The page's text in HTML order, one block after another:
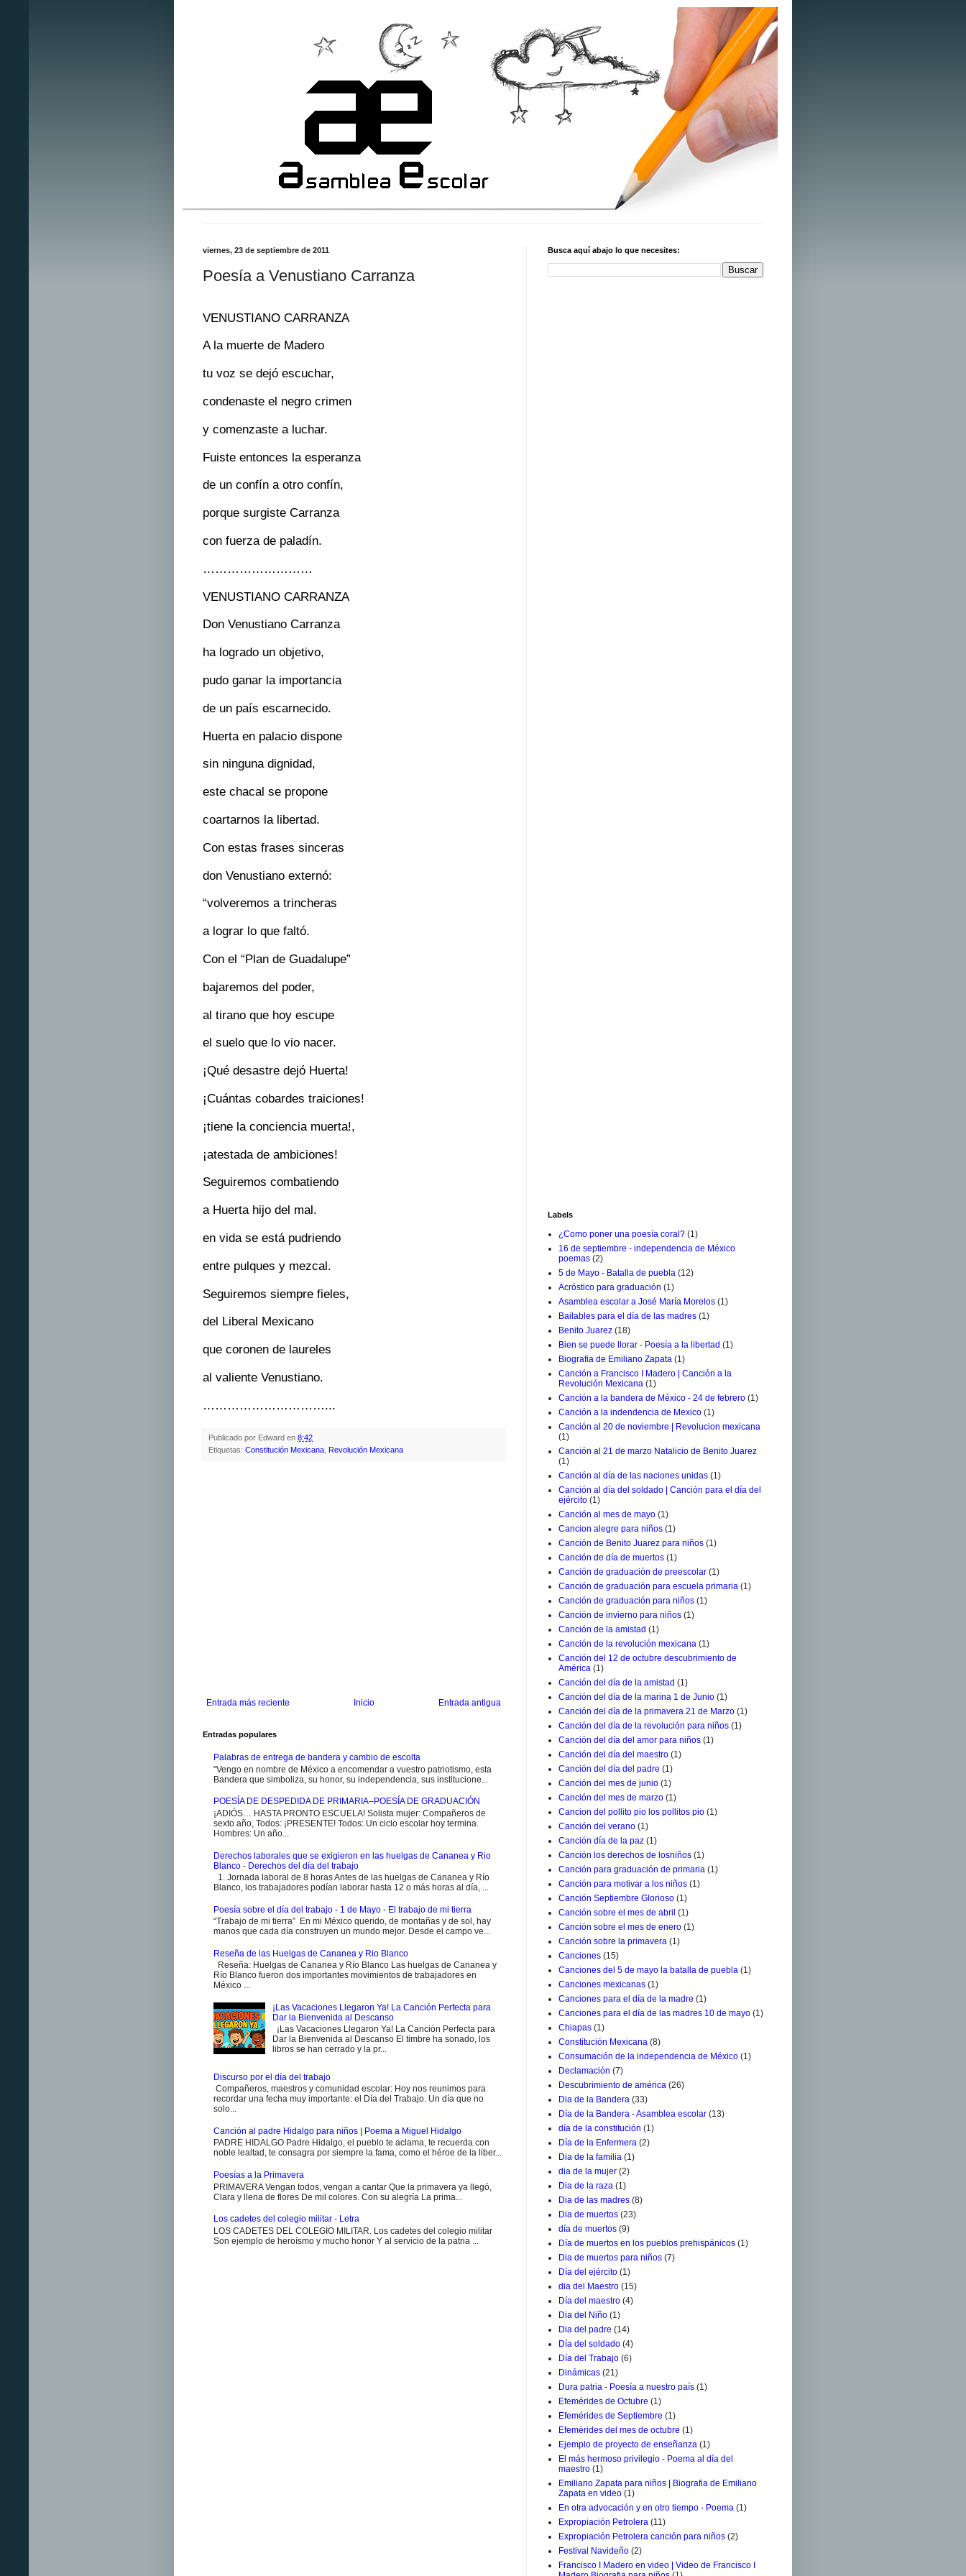
viernes, 23 de septiembre de 2011
Poesía a Venustiano Carranza
VENUSTIANO CARRANZA
A la muerte de Madero
tu voz se dejó escuchar,
condenaste el negro crimen
y comenzaste a luchar.
Fuiste entonces la esperanza
de un confín a otro confín,
porque surgiste Carranza
con fuerza de paladín.
………………………
VENUSTIANO CARRANZA
Don Venustiano Carranza
ha logrado un objetivo,
pudo ganar la importancia
de un país escarnecido.
Huerta en palacio dispone
sin ninguna dignidad,
este chacal se propone
coartarnos la libertad.
Con estas frases sinceras
don Venustiano externó:
“volveremos a trincheras
a lograr lo que faltó.
Con el “Plan de Guadalupe”
bajaremos del poder,
al tirano que hoy escupe
el suelo que lo vio nacer.
¡Qué desastre dejó Huerta!
¡Cuántas cobardes traiciones!
¡tiene la conciencia muerta!,
¡atestada de ambiciones!
Seguiremos combatiendo
a Huerta hijo del mal.
en vida se está pudriendo
entre pulques y mezcal.
Seguiremos siempre fieles,
del Liberal Mexicano
que coronen de laureles
al valiente Venustiano.
…………………………...
Publicado por Edward en 8:42
Etiquetas: Constitución Mexicana Revolución Mexicana
Entrada más reciente Entrada antigua
Inicio
Entradas populares
Palabras de entrega de bandera y cambio de escolta
"Vengo en nombre de México a encomendar a vuestro patriotismo, esta
Bandera que simboliza, su honor, su independencia, sus institucione...
POESÍA DE DESPEDIDA DE PRIMARIA–POESÍA DE GRADUACIÓN
¡ADIÓS… HASTA PRONTO ESCUELA! Solista mujer: Compañeros de
sexto año, Todos: ¡PRESENTE! Todos: Un ciclo escolar hoy termina.
Hombres: Un año...
Derechos laborales que se exigieron en las huelgas de Cananea y Rio
Blanco - Derechos del día del trabajo
1. Jornada laboral de 8 horas Antes de las huelgas de Cananea y Río
Blanco, los trabajadores podían laborar hasta 12 o más horas al día, ...
Poesía sobre el día del trabajo - 1 de Mayo - El trabajo de mi tierra
“Trabajo de mi tierra” En mi México querido, de montañas y de sol, hay
manos que cada día construyen un mundo mejor. Desde el campo ve...
Reseña de las Huelgas de Cananea y Rio Blanco
Reseña: Huelgas de Cananea y Río Blanco Las huelgas de Cananea y
Río Blanco fueron dos importantes movimientos de trabajadores en
México ...
¡Las Vacaciones Llegaron Ya! La Canción Perfecta para
Dar la Bienvenida al Descanso
¡Las Vacaciones Llegaron Ya! La Canción Perfecta para
Dar la Bienvenida al Descanso El timbre ha sonado, los
libros se han cerrado y la pr...
Discurso por el día del trabajo
Compañeros, maestros y comunidad escolar: Hoy nos reunimos para
recordar una fecha muy importante: el Día del Trabajo. Un día que no
solo...
Canción al padre Hidalgo para niños | Poema a Miguel Hidalgo
PADRE HIDALGO Padre Hidalgo, el pueblo te aclama, te recuerda con
noble lealtad, te consagra por siempre la fama, como el héroe de la liber...
Poesías a la Primavera
PRIMAVERA Vengan todos, vengan a cantar Que la primavera ya llegó,
Clara y llena de flores De mil colores. Con su alegría La prima...
Los cadetes del colegio militar - Letra
LOS CADETES DEL COLEGIO MILITAR. Los cadetes del colegio militar
Son ejemplo de heroísmo y mucho honor Y al servicio de la patria ...
Busca aquí abajo lo que necesites:
Labels
¿Como poner una poesía coral? (1)
16 de septiembre - independencia de México
poemas (2)
5 de Mayo - Batalla de puebla (12)
Acróstico para graduación (1)
Asamblea escolar a José María Morelos (1)
Bailables para el día de las madres (1)
Benito Juarez (18)
Bien se puede llorar - Poesía a la libertad (1)
Biografia de Emiliano Zapata (1)
Canción a Francisco I Madero | Canción a la
Revolución Mexicana (1)
Canción a la bandera de México - 24 de febrero (1)
Canción a la indendencia de Mexico (1)
Canción al 20 de noviembre | Revolucion mexicana
(1)
Canción al 21 de marzo Natalicio de Benito Juarez
(1)
Canción al día de las naciones unidas (1)
Canción al día del soldado | Canción para el día del
ejército (1)
Canción al mes de mayo (1)
Cancion alegre para niños (1)
Canción de Benito Juarez para niños (1)
Canción de día de muertos (1)
Canción de graduación de preescolar (1)
Canción de graduación para escuela primaria (1)
Canción de graduación para niños (1)
Canción de invierno para niños (1)
Canción de la amistad (1)
Canción de la revolución mexicana (1)
Canción del 12 de octubre descubrimiento de
América (1)
Canción del día de la amistad (1)
Canción del día de la marina 1 de Junio (1)
Canción del día de la primavera 21 de Marzo (1)
Canción del día de la revolución para niños (1)
Canción del día del amor para niños (1)
Canción del día del maestro (1)
Canción del día del padre (1)
Canción del mes de junio (1)
Canción del mes de marzo (1)
Cancion del pollito pio los pollitos pio (1)
Canción del verano (1)
Canción día de la paz (1)
Canción los derechos de losniños (1)
Canción para graduación de primaria (1)
Canción para motivar a los niños (1)
Canción Septiembre Glorioso (1)
Canción sobre el mes de abril (1)
Canción sobre el mes de enero (1)
Canción sobre la primavera (1)
Canciones (15)
Canciones del 5 de mayo la batalla de puebla (1)
Canciones mexicanas (1)
Canciones para el día de la madre (1)
Canciones para el día de las madres 10 de mayo (1)
Chiapas (1)
Constitución Mexicana (8)
Consumación de la independencia de México (1)
Declamación (7)
Descubrimiento de américa (26)
Dia de la Bandera (33)
Día de la Bandera - Asamblea escolar (13)
día de la constitución (1)
Día de la Enfermera (2)
Dia de la familia (1)
dia de la mujer (2)
Dia de la raza (1)
Dia de las madres (8)
Dia de muertos (23)
día de muertos (9)
Día de muertos en los pueblos prehispánicos (1)
Dia de muertos para niños (7)
Día del ejército (1)
dia del Maestro (15)
Día del maestro (4)
Dia del Niño (1)
Dia del padre (14)
Día del soldado (4)
Día del Trabajo (6)
Dinámicas (21)
Dura patria - Poesía a nuestro país (1)
Efemérides de Octubre (1)
Efemérides de Septiembre (1)
Efemérides del mes de octubre (1)
Ejemplo de proyecto de enseñanza (1)
El más hermoso privilegio - Poema al día del
maestro (1)
Emiliano Zapata para niños | Biografia de Emiliano
Zapata en video (1)
En otra advocación y en otro tiempo - Poema (1)
Expropiación Petrolera (11)
Expropiación Petrolera canción para niños (2)
Festival Navideño (2)
Francisco I Madero en video | Video de Francisco I